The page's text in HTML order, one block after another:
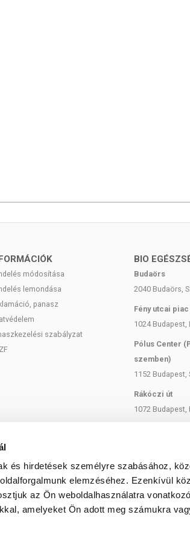
és hirdetések személyre szabásához,
elemzéséhez. Ezenkívül
az Ön weboldalhasználatra
amelyeket Ön adott meg számukra
módosítása
lemondása
panasz
szabályzat
BIO
Budaörs
2040 Budaörs,
Fény utcai
1024 Budapest,
Pólus Center
szemben)
1152 Budapest,
Rákóczi út
1072 Budapest,
Bartók Béla
1114 Budapest,